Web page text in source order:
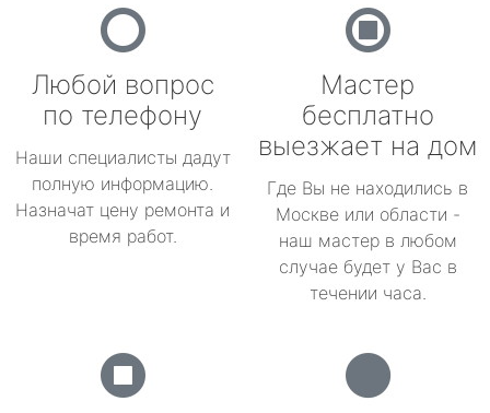
Любой вопрос
по телефону
Наши специалисты дадут
полную информацию.
Назначат цену ремонта и
время работ.
Мастер
бесплатно
выезжает на дом
Где Вы не находились в
Москве или области -
наш мастер в любом
случае будет у Вас в
течении часа.